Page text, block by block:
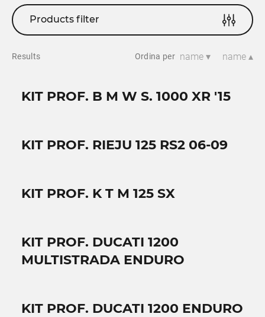
Products filter
Results Ordina per name ▾ name ▴
KIT PROF. B M W S. 1000 XR '15
KIT PROF. RIEJU 125 RS2 06-09
KIT PROF. K T M 125 SX
KIT PROF. DUCATI 1200
MULTISTRADA ENDURO
KIT PROF. DUCATI 1200 ENDURO